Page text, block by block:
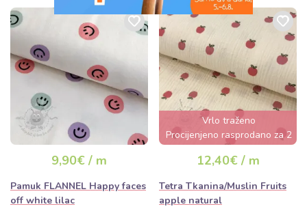
9,90€ / m
Pamuk FLANNEL Happy faces
off white lilac
Vrlo traženo
Procijenjeno rasprodano za 2
dana
12,40€ / m
Tetra Tkanina/Muslin Fruits
apple natural